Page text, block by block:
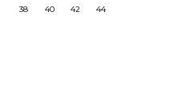
38 40 42 44